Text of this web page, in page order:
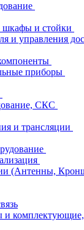
шкафы и стойки
и управления
приборы
СКС
и трансляции
(Антенны,
комплектующие,